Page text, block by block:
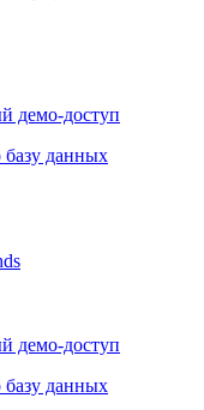
данных
данных